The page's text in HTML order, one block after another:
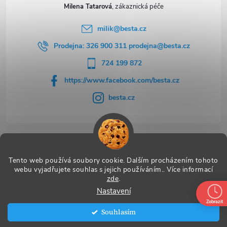
Tento web používá soubory cookie. Dalším procházením tohoto
webu vyjadřujete souhlas s jejich používáním.. Více informací
zde.
Nastavení
Souhlasím
Milena Tatarová
milik@besta.cz
Prodejna: 326 900 311 prodejna@besta.cz
724 199 872
https://www.facebook.com/besta.cz
besta.cz
Užitečné odkazy
Vytvořil Shoptet Premium
BESTA. Všechna práva vyhrazena.
Zobrazit